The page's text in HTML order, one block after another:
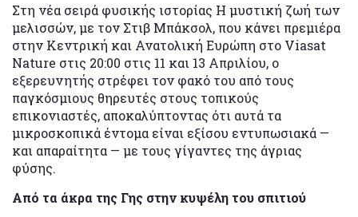
Στη νέα σειρά φυσικής ιστορίας Η μυστική ζωή των
μελισσών, με τον Στιβ Μπάκσολ, που κάνει πρεμιέρα
στην Κεντρική και Ανατολική Ευρώπη στο Viasat
Nature στις 20:00 στις 11 και 13 Απριλίου, ο
εξερευνητής στρέφει τον φακό του από τους
παγκόσμιους θηρευτές στους τοπικούς
επικονιαστές, αποκαλύπτοντας ότι αυτά τα
μικροσκοπικά έντομα είναι εξίσου εντυπωσιακά —
και απαραίτητα — με τους γίγαντες της άγριας
φύσης.
Από τα άκρα της Γης στην κυψέλη του σπιτιού